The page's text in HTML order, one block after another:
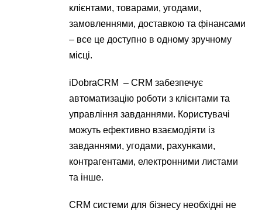
клієнтами, товарами, угодами,
замовленнями, доставкою та фінансами
– все це доступно в одному зручному
місці.
iDobraCRM – CRM забезпечує
автоматизацію роботи з клієнтами та
управління завданнями. Користувачі
можуть ефективно взаємодіяти із
завданнями, угодами, рахунками,
контрагентами, електронними листами
та інше.
CRM системи для бізнесу необхідні не